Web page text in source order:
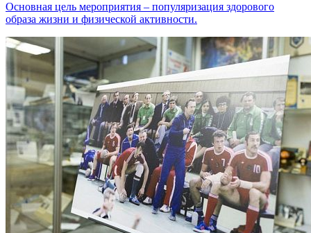
Основная цель мероприятия – популяризация здорового
образа жизни и физической активности.